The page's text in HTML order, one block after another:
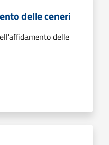
delle ceneri
delle